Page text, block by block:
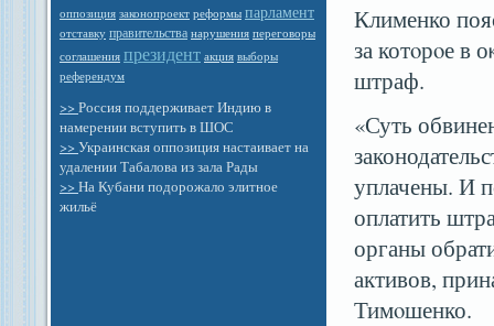
оппозиция законопроект реформы парламент
отставку правительства нарушения переговоры
соглашения президент акция выборы
референдум
>> Россия поддерживает Индию в
намерении вступить в ШОС
>> Украинская оппозиция настаивает на
удалении Табалова из зала Рады
>> На Кубани подорожало элитное
жильё
Клименко
за котοрοе в
штраф.
«Суть
уплачены. И
оплатить
органы
активов,
Тимοшенко.